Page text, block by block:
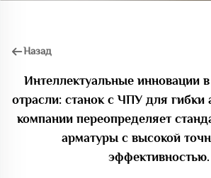
Назад
Интеллектуальные инновации
отрасли: станок с ЧПУ для
компании переопределяет
арматуры с высокой
эффективностью.